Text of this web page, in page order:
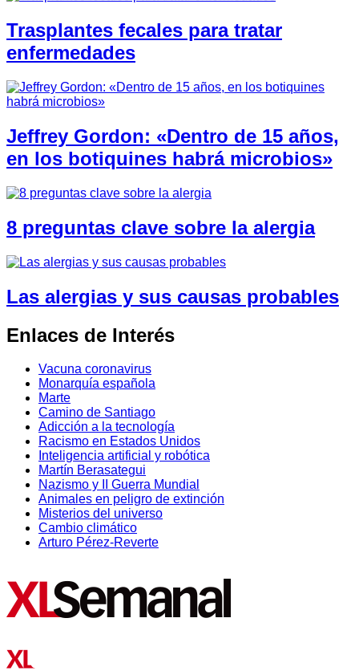
Trasplantes fecales para tratar
enfermedades
Jeffrey Gordon: «Dentro de 15 años,
en los botiquines habrá microbios»
8 preguntas clave sobre la alergia
Las alergias y sus causas probables
Enlaces de Interés
Vacuna coronavirus
Monarquía española
Marte
Camino de Santiago
Adicción a la tecnología
Racismo en Estados Unidos
Inteligencia artificial y robótica
Martín Berasategui
Nazismo y II Guerra Mundial
Animales en peligro de extinción
Misterios del universo
Cambio climático
Arturo Pérez-Reverte